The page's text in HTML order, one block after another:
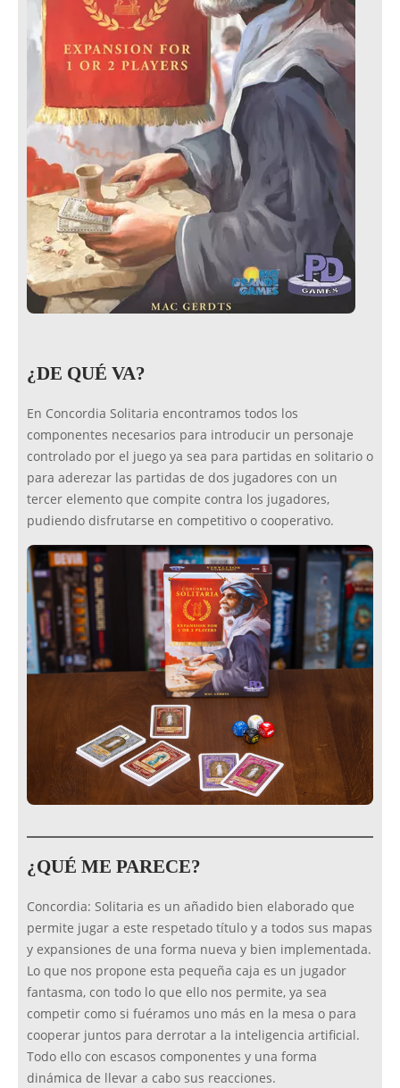
¿DE QUÉ VA?
En Concordia Solitaria encontramos todos los
componentes necesarios para introducir un personaje
controlado por el juego ya sea para partidas en solitario o
para aderezar las partidas de dos jugadores con un
tercer elemento que compite contra los jugadores,
pudiendo disfrutarse en competitivo o cooperativo.
¿QUÉ ME PARECE?
Concordia: Solitaria es un añadido bien elaborado que
permite jugar a este respetado título y a todos sus mapas
y expansiones de una forma nueva y bien implementada.
Lo que nos propone esta pequeña caja es un jugador
fantasma, con todo lo que ello nos permite, ya sea
competir como si fuéramos uno más en la mesa o para
cooperar juntos para derrotar a la inteligencia artificial.
Todo ello con escasos componentes y una forma
dinámica de llevar a cabo sus reacciones.